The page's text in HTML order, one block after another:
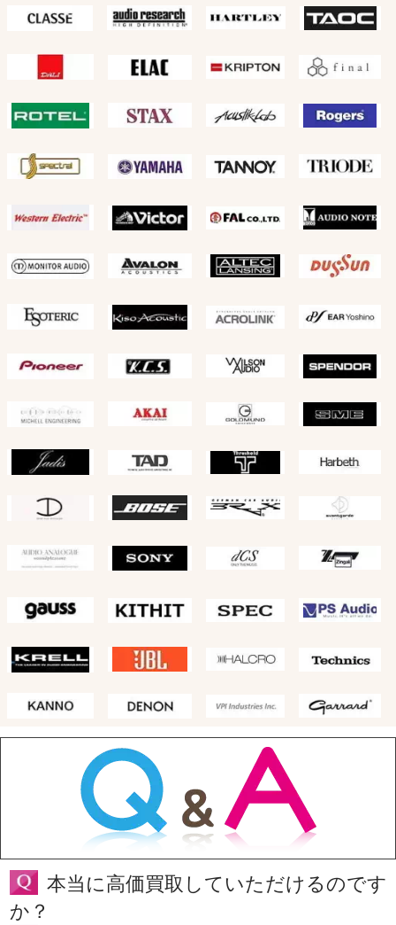
本当に高価買取していただけるのです
か？